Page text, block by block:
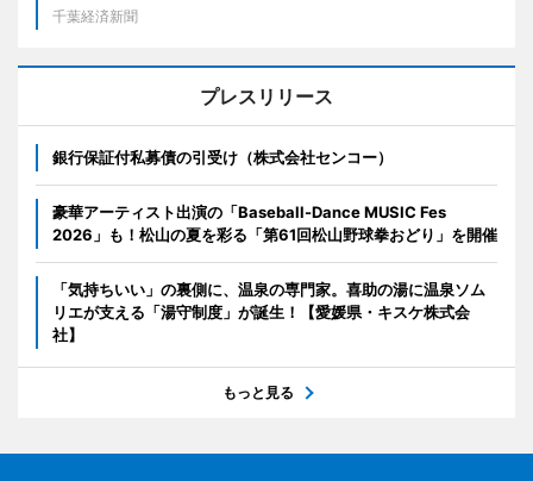
千葉経済新聞
プレスリリース
銀行保証付私募債の引受け（株式会社センコー）
豪華アーティスト出演の「Baseball-Dance MUSIC Fes
2026」も！松山の夏を彩る「第61回松山野球拳おどり」を開催
「気持ちいい」の裏側に、温泉の専門家。喜助の湯に温泉ソム
リエが支える「湯守制度」が誕生！【愛媛県・キスケ株式会
社】
もっと見る